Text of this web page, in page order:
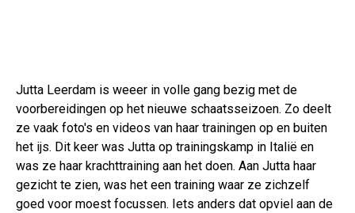
Jutta Leerdam is weeer in volle gang bezig met de
voorbereidingen op het nieuwe schaatsseizoen. Zo deelt
ze vaak foto's en videos van haar trainingen op en buiten
het ijs. Dit keer was Jutta op trainingskamp in Italië en
was ze haar krachttraining aan het doen. Aan Jutta haar
gezicht te zien, was het een training waar ze zichzelf
goed voor moest focussen. Iets anders dat opviel aan de